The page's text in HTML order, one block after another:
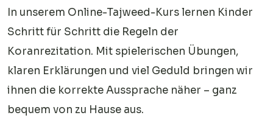
In unserem Online-Tajweed-Kurs lernen Kinder
Schritt für Schritt die Regeln der
Koranrezitation. Mit spielerischen Übungen,
klaren Erklärungen und viel Geduld bringen wir
ihnen die korrekte Aussprache näher – ganz
bequem von zu Hause aus.